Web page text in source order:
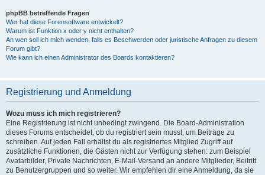
phpBB betreffende Fragen
Wer hat diese Forensoftware entwickelt?
Warum ist Funktion x oder y nicht enthalten?
An wen soll ich mich wenden, falls es Beschwerden oder juristische Anfragen zu diesem
Forum gibt?
Wie kann ich einen Administrator des Boards kontaktieren?
Registrierung und Anmeldung
Wozu muss ich mich registrieren?
Eine Registrierung ist nicht unbedingt zwingend. Die Board-Administration
dieses Forums entscheidet, ob du registriert sein musst, um Beiträge zu
schreiben. Auf jeden Fall erhältst du als registriertes Mitglied Zugriff auf
zusätzliche Funktionen, die Gästen nicht zur Verfügung stehen: zum Beispiel
Avatarbilder, Private Nachrichten, E-Mail-Versand an andere Mitglieder, Beitritt
zu Benutzergruppen und so weiter. Wir empfehlen dir eine Anmeldung, da sie